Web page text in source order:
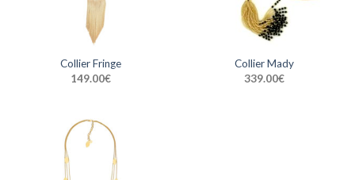
Collier Fringe
149.00€
Collier Mady
339.00€